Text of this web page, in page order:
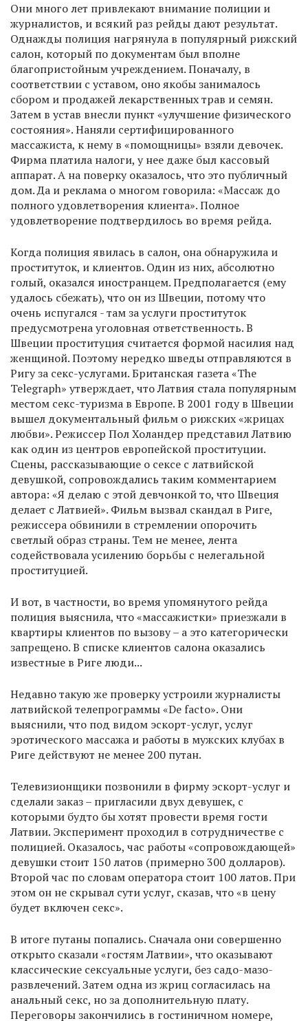
Они много лет привлекают внимание полиции и
журналистов, и всякий раз рейды дают результат.
Однажды полиция нагрянула в популярный рижский
салон, который по документам был вполне
благопристойным учреждением. Поначалу, в
соответствии с уставом, оно якобы занималось
сбором и продажей лекарственных трав и семян.
Затем в устав внесли пункт «улучшение физического
состояния». Наняли сертифицированного
массажиста, к нему в «помощницы» взяли девочек.
Фирма платила налоги, у нее даже был кассовый
аппарат. А на поверку оказалось, что это публичный
дом. Да и реклама о многом говорила: «Массаж до
полного удовлетворения клиента». Полное
удовлетворение подтвердилось во время рейда.
Когда полиция явилась в салон, она обнаружила и
проституток, и клиентов. Один из них, абсолютно
голый, оказался иностранцем. Предполагается (ему
удалось сбежать), что он из Швеции, потому что
очень испугался - там за услуги проституток
предусмотрена уголовная ответственность. В
Швеции проституция считается формой насилия над
женщиной. Поэтому нередко шведы отправляются в
Ригу за секс-услугами. Британская газета «The
Telegraph» утверждает, что Латвия стала популярным
местом секс-туризма в Европе. В 2001 году в Швеции
вышел документальный фильм о рижских «жрицах
любви». Режиссер Пол Холандер представил Латвию
как один из центров европейской проституции.
Сцены, рассказывающие о сексе с латвийской
девушкой, сопровождались таким комментарием
автора: «Я делаю с этой девчонкой то, что Швеция
делает с Латвией». Фильм вызвал скандал в Риге,
режиссера обвинили в стремлении опорочить
светлый образ страны. Тем не менее, лента
содействовала усилению борьбы с нелегальной
проституцией.
И вот, в частности, во время упомянутого рейда
полиция выяснила, что «массажистки» приезжали в
квартиры клиентов по вызову – а это категорически
запрещено. В списке клиентов салона оказались
известные в Риге люди...
Недавно такую же проверку устроили журналисты
латвийской телепрограммы «De facto». Они
выяснили, что под видом эскорт-услуг, услуг
эротического массажа и работы в мужских клубах в
Риге действуют не менее 200 путан.
Телевизионщики позвонили в фирму эскорт-услуг и
сделали заказ – пригласили двух девушек, с
которыми будто бы хотят провести время гости
Латвии. Эксперимент проходил в сотрудничестве с
полицией. Оказалось, час работы «сопровождающей»
девушки стоит 150 латов (примерно 300 долларов).
Второй час по словам оператора стоит 100 латов. При
этом он не скрывал сути услуг, сказав, что «в цену
будет включен секс».
В итоге путаны попались. Сначала они совершенно
открыто сказали «гостям Латвии», что оказывают
классические сексуальные услуги, без садо-мазо-
развлечений. Затем одна из жриц согласилась на
анальный секс, но за дополнительную плату.
Переговоры закончились в гостиничном номере,